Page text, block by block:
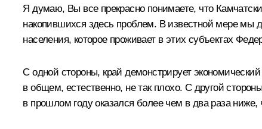
Я думаю, Вы все прекрасно понимаете, что
накопившихся здесь проблем. В известной мере мы
населения, которое проживает в этих субъектах
С одной стороны, край демонстрирует
в общем, естественно, не так плохо. С другой
в прошлом году оказался более чем в два раза ниже,